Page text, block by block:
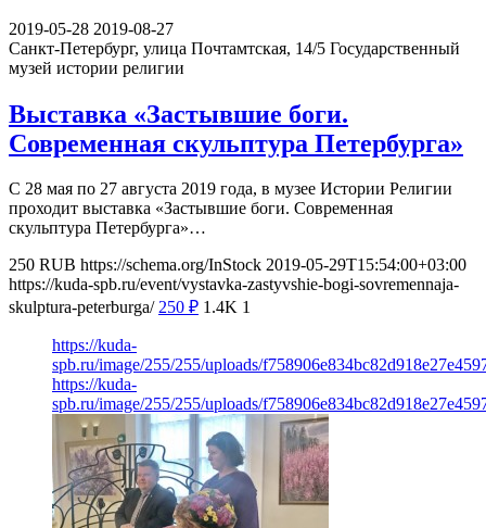
2019-05-28 2019-08-27
Санкт-Петербург, улица Почтамтская, 14/5 Государственный
музей истории религии
Выставка «Застывшие боги.
Современная скульптура Петербурга»
С 28 мая по 27 августа 2019 года, в музее Истории Религии
проходит выставка «Застывшие боги. Современная
скульптура Петербурга»…
250 RUB https://schema.org/InStock 2019-05-29T15:54:00+03:00
https://kuda-spb.ru/event/vystavka-zastyvshie-bogi-sovremennaja-
skulptura-peterburga/ 250 ₽ 1.4K 1
https://kuda-
spb.ru/image/255/255/uploads/
https://kuda-
spb.ru/image/255/255/uploads/